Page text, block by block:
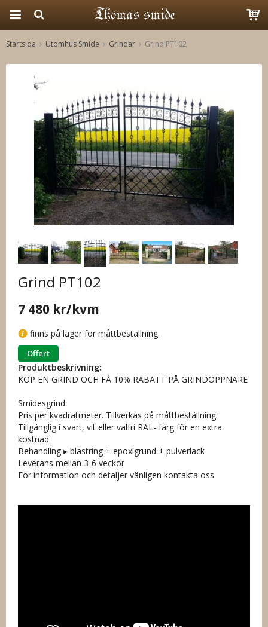
Startsida Utomhus Smide Grindar Grind PT102
Grind PT102
7 480 kr/kvm
finns på lager för måttbeställning.
Offert
Produktbeskrivning:
KÖP EN GRIND OCH FÅ 10% RABATT PÅ GRINDÖPPNARE
Smidesgrind
Pris per kvadratmeter. Tillverkas på måttbeställning.
Tillgänglig i svart, vit eller valfri RAL- färg för en extra
kostnad.
Behandling ▸ blästring + epoxigrund + pulverlack
Leverans mellan 3-6 veckor
För information och detaljer vänligen kontakta oss